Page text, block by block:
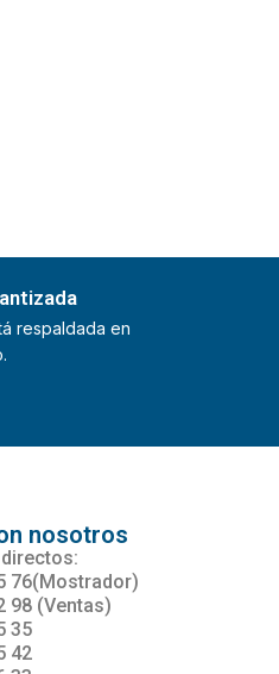
respaldada en
nosotros
76(Mostrador)
98 (Ventas)
35
42